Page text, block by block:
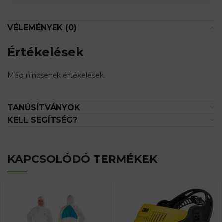
this
VÉLEMÉNYEK (0)
Értékelések
Még nincsenek értékelések.
TANÚSÍTVÁNYOK
KELL SEGÍTSÉG?
KAPCSOLÓDÓ TERMÉKEK